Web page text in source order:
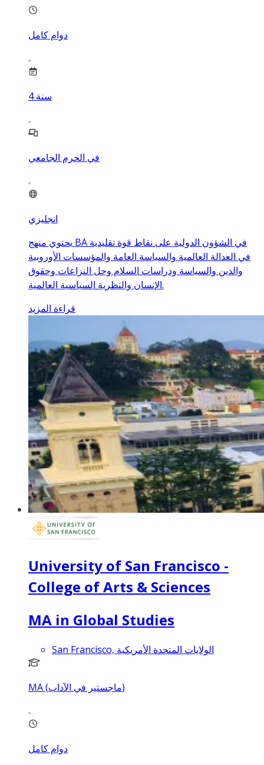
دوام كامل
4 سنة
في الحرم الجامعي
انجليزي
يحتوي منهج BA في الشؤون الدولية على نقاط قوة تقليدية
في العدالة العالمية والسياسة العامة والمؤسسات الأوروبية
والدين والسياسة ودراسات السلام وحل النزاعات وحقوق
الإنسان والنظرية السياسية العالمية.
قراءة المزيد
University of San Francisco -
College of Arts & Sciences
MA in Global Studies
San Francisco, الولايات المتحدة الأمريكية
MA (ماجستير في الآداب)
دوام كامل